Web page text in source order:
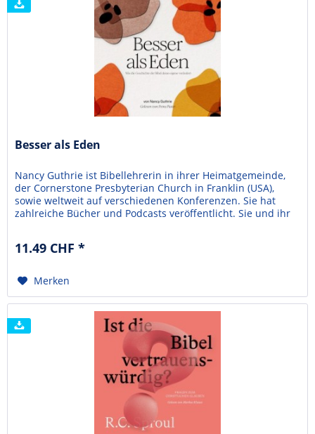
Besser als Eden
Nancy Guthrie ist Bibellehrerin in ihrer Heimatgemeinde,
der Cornerstone Presbyterian Church in Franklin (USA),
sowie weltweit auf verschiedenen Konferenzen. Sie hat
zahlreiche Bücher und Podcasts veröffentlicht. Sie und ihr
haben. Nancy Guthrie verfolgt in "Besser...
11.49 CHF *
Merken